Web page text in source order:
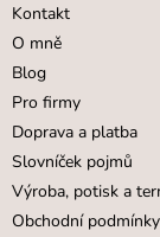
Kontakt
O mně
Blog
Pro firmy
Doprava a platba
Slovníček pojmů
Výroba, potisk a
Obchodní podmínky